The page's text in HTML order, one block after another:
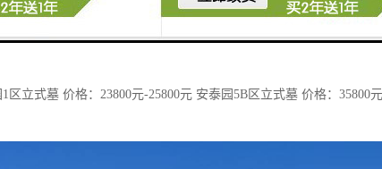
1区立式墓 价格：23800元-25800元 安泰园5B区立式墓 价格：35800